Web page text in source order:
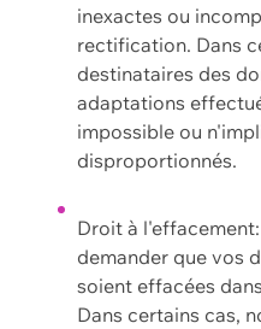
inexactes ou
rectification. Dans
destinataires des
adaptations
impossible ou
disproportionnés.
Droit à
demander que vos
soient effacées
Dans certains cas,